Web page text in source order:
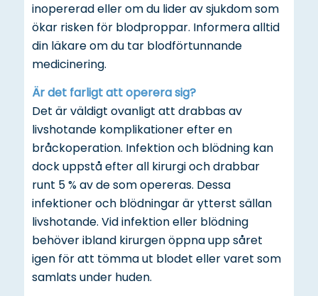
inopererad eller om du lider av sjukdom som
ökar risken för blodproppar. Informera alltid
din läkare om du tar blodförtunnande
medicinering.
Är det farligt att operera sig?
Det är väldigt ovanligt att drabbas av
livshotande komplikationer efter en
bråckoperation. Infektion och blödning kan
dock uppstå efter all kirurgi och drabbar
runt 5 % av de som opereras. Dessa
infektioner och blödningar är ytterst sällan
livshotande. Vid infektion eller blödning
behöver ibland kirurgen öppna upp såret
igen för att tömma ut blodet eller varet som
samlats under huden.